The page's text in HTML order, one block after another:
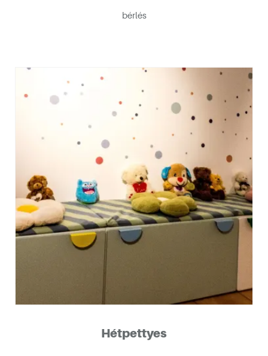
alkalmából!
művészei
bérlés
Hétpettyes